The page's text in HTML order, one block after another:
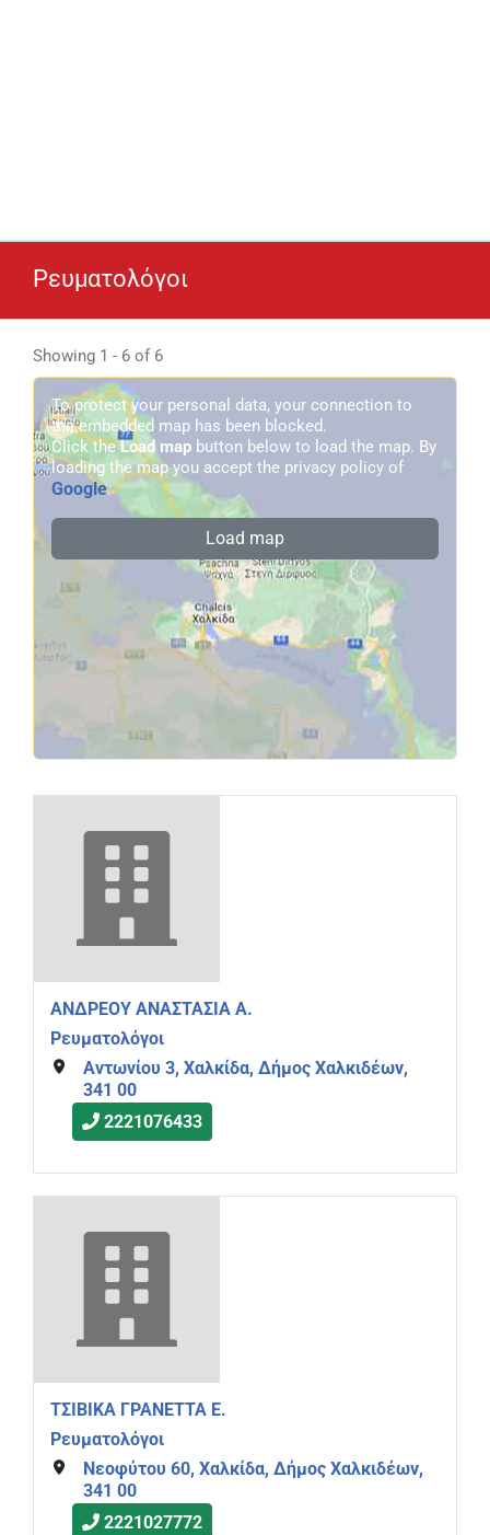
Ρευματολόγοι
Showing 1 - 6 of 6
ΑΝΔΡΕΟΥ ΑΝΑΣΤΑΣΙΑ Α.
Ρευματολόγοι
Αντωνίου 3, Χαλκίδα, Δήμος Χαλκιδέων,
341 00
2221076433
ΤΣΙΒΙΚΑ ΓΡΑΝΕΤΤΑ Ε.
Ρευματολόγοι
Νεοφύτου 60, Χαλκίδα, Δήμος Χαλκιδέων,
341 00
2221027772
To protect your personal data, your connection to
the embedded map has been blocked.
Click theLoad map button below to load the map. By
loading the map you accept the privacy policy of
Google.
Load map